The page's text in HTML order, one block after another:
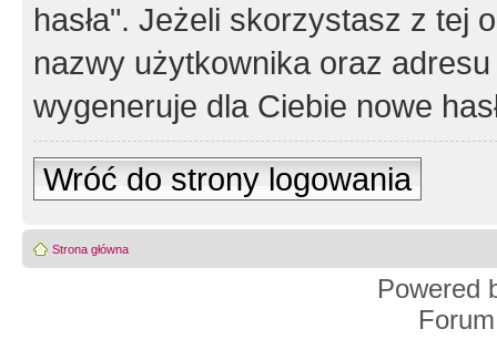
hasła". Jeżeli skorzystasz z tej
nazwy użytkownika oraz
wygeneruje dla Ciebie nowe
Wróć do strony logowania
Strona główna
Powered